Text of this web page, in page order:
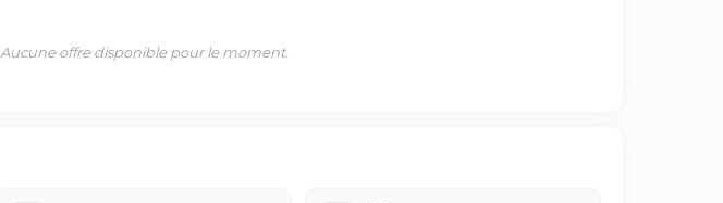
Aucune offre disponible pour le moment.